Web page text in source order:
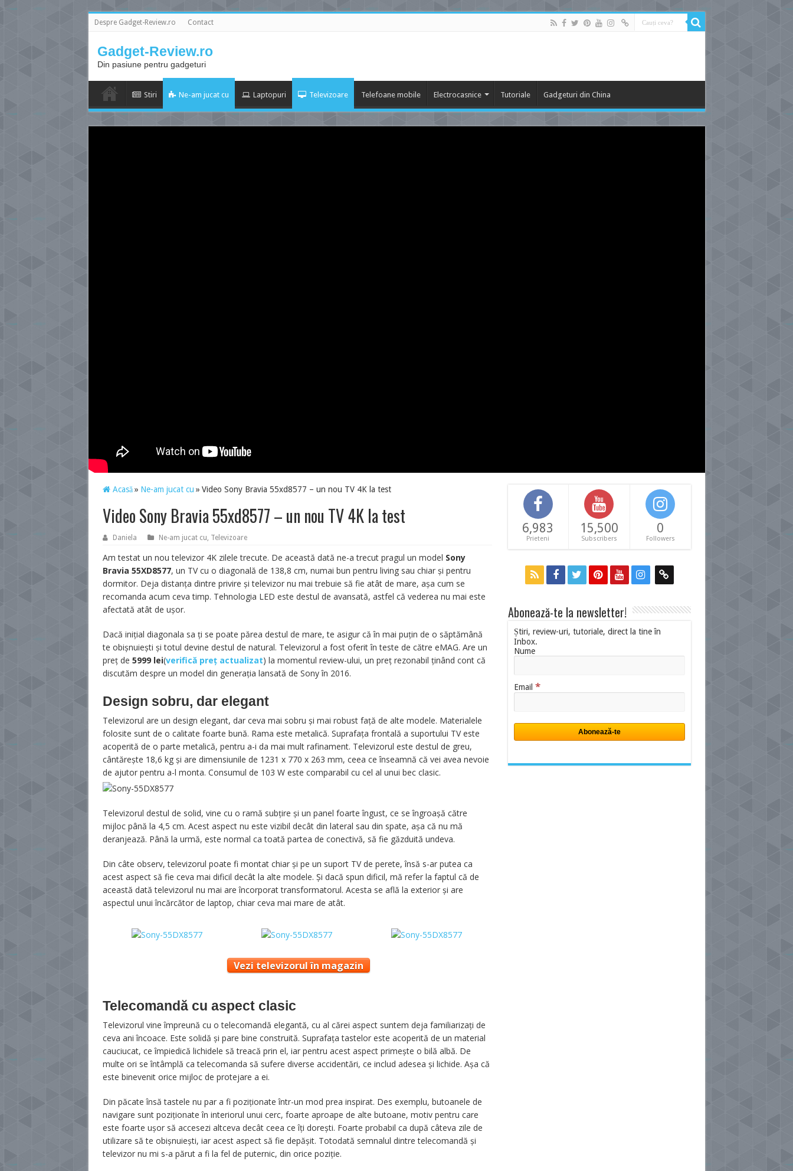
Despre Gadget-Review.ro Contact
Gadget-Review.ro
Din pasiune pentru gadgeturi
Stiri Ne-am jucat cu Laptopuri Televizoare Telefoane mobile Electrocasnice Tutoriale Gadgeturi din China
Acasă » Ne-am jucat cu » Video Sony Bravia 55xd8577 – un nou TV 4K la test
Video Sony Bravia 55xd8577 – un nou TV 4K la test
Daniela Ne-am jucat cu, Televizoare
Am testat un nou televizor 4K zilele trecute. De această dată ne-a trecut pragul un model Sony
Bravia 55XD8577, un TV cu o diagonală de 138,8 cm, numai bun pentru living sau chiar și pentru
dormitor. Deja distanța dintre privire și televizor nu mai trebuie să fie atât de mare, așa cum se
recomanda acum ceva timp. Tehnologia LED este destul de avansată, astfel că vederea nu mai este
afectată atât de ușor.
Dacă inițial diagonala sa ți se poate părea destul de mare, te asigur că în mai puțin de o săptămână
te obișnuiești și totul devine destul de natural. Televizorul a fost oferit în teste de către eMAG. Are un
preț de 5999 lei(verifică preț actualizat) la momentul review-ului, un preț rezonabil ținând cont că
discutăm despre un model din generația lansată de Sony în 2016.
Design sobru, dar elegant
Televizorul are un design elegant, dar ceva mai sobru și mai robust față de alte modele. Materialele
folosite sunt de o calitate foarte bună. Rama este metalică. Suprafața frontală a suportului TV este
acoperită de o parte metalică, pentru a-i da mai mult rafinament. Televizorul este destul de greu,
cântărește 18,6 kg și are dimensiunile de 1231 x 770 x 263 mm, ceea ce înseamnă că vei avea nevoie
de ajutor pentru a-l monta. Consumul de 103 W este comparabil cu cel al unui bec clasic.
Televizorul destul de solid, vine cu o ramă subțire și un panel foarte îngust, ce se îngroașă către
mijloc până la 4,5 cm. Acest aspect nu este vizibil decât din lateral sau din spate, așa că nu mă
deranjează. Până la urmă, este normal ca toată partea de conectivă, să fie găzduită undeva.
Din câte observ, televizorul poate fi montat chiar și pe un suport TV de perete, însă s-ar putea ca
acest aspect să fie ceva mai dificil decât la alte modele. Și dacă spun dificil, mă refer la faptul că de
această dată televizorul nu mai are încorporat transformatorul. Acesta se află la exterior și are
aspectul unui încărcător de laptop, chiar ceva mai mare de atât.
Vezi televizorul în magazin
Telecomandă cu aspect clasic
Televizorul vine împreună cu o telecomandă elegantă, cu al cărei aspect suntem deja familiarizați de
ceva ani încoace. Este solidă și pare bine construită. Suprafața tastelor este acoperită de un material
cauciucat, ce împiedică lichidele să treacă prin el, iar pentru acest aspect primește o bilă albă. De
multe ori se întâmplă ca telecomanda să sufere diverse accidentări, ce includ adesea și lichide. Așa că
este binevenit orice mijloc de protejare a ei.
Din păcate însă tastele nu par a fi poziționate într-un mod prea inspirat. Des exemplu, butoanele de
navigare sunt poziționate în interiorul unui cerc, foarte aproape de alte butoane, motiv pentru care
este foarte ușor să accesezi altceva decât ceea ce îți dorești. Foarte probabil ca după câteva zile de
utilizare să te obișnuiești, iar acest aspect să fie depășit. Totodată semnalul dintre telecomandă și
televizor nu mi s-a părut a fi la fel de puternic, din orice poziție.
6,983
Prieteni
15,500
Subscribers
0
Followers
Abonează-te la newsletter!
Știri, review-uri, tutoriale, direct la tine în
Inbox.
Nume
Email *